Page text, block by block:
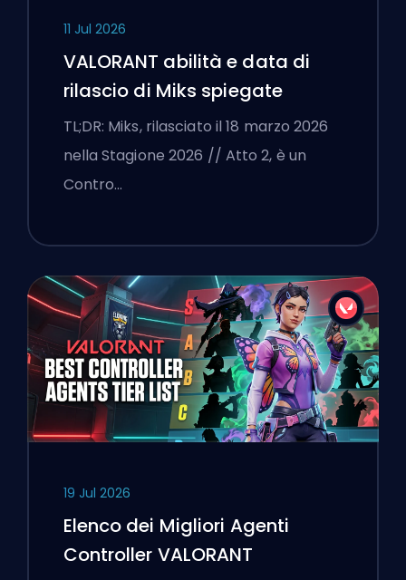
11 Jul 2026
VALORANT abilità e data di
rilascio di Miks spiegate
TL;DR: Miks, rilasciato il 18 marzo 2026
nella Stagione 2026 // Atto 2, è un
Contro…
19 Jul 2026
Elenco dei Migliori Agenti
Controller VALORANT